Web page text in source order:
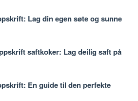
Lag din egen søte og sunne
saftkoker: Lag deilig saft på
En guide til den perfekte